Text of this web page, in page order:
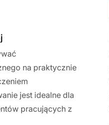
na praktycznie
jest idealne dla
pracujących z